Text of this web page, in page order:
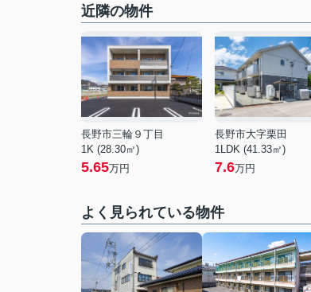
近隣の物件
長野市三輪９丁目
1K (28.30㎡)
5.65万円
長野市大字栗田
1LDK (41.33㎡)
7.6万円
よく見られている物件